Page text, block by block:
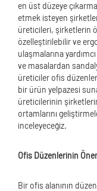
en üst düzeye
etmek isteyen
üreticileri, şirketlerin
özelleştirilebilir ve
ulaşmalarına
ve masalardan
üreticiler ofis
bir ürün yelpazesi
üreticilerinin
ortamlarını
inceleyeceğiz.
Ofis Düzenlerinin
Bir ofis alanının